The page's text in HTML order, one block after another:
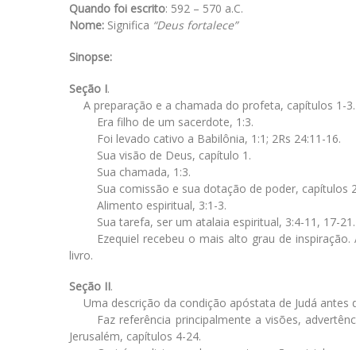
Quando foi escrito: 592 – 570 a.C.
Nome: Significa “Deus fortalece”
Sinopse:
Seção I.
A preparação e a chamada do profeta, capítulos 1-3.
Era filho de um sacerdote, 1:3.
Foi levado cativo a Babilônia, 1:1; 2Rs 24:11-16.
Sua visão de Deus, capítulo 1.
Sua chamada, 1:3.
Sua comissão e sua dotação de poder, capítulos
Alimento espiritual, 3:1-3.
Sua tarefa, ser um atalaia espiritual, 3:4-11, 17-21.
Ezequiel recebeu o mais alto grau de
livro.
Seção II.
Uma descrição da condição apóstata de Judá antes
Faz referência principalmente a visões,
Jerusalém, capítulos 4-24.